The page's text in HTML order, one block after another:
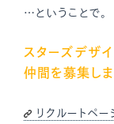
…ということで。
スターズデザ
仲間を募集しま
リクルートペー